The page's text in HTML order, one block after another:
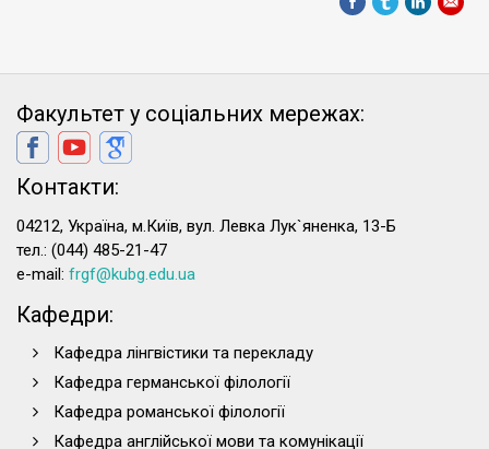
Факультет у соціальних мережах:
Контакти:
04212, Україна, м.Київ, вул. Левка Лук`яненка, 13-Б
тел.: (044) 485-21-47
e-mail: frgf@kubg.edu.ua
Кафедри:
Кафедра лінгвістики та перекладу
Кафедра германської філології
Кафедра романської філології
Кафедра англійської мови та комунікації